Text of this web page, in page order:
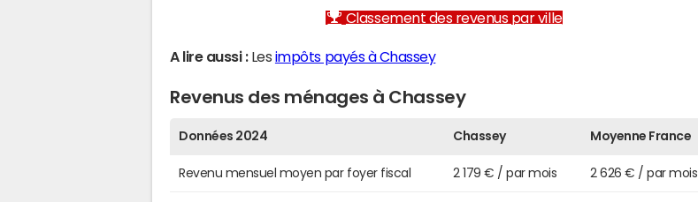
Classement des revenus par ville
A lire aussi :Les impôts payés à Chassey
Revenus des ménages à Chassey
Données 2024 Chassey Moyenne France
Revenu mensuel moyen par foyer fiscal 2 179 € / par mois 2 626 € / par mois